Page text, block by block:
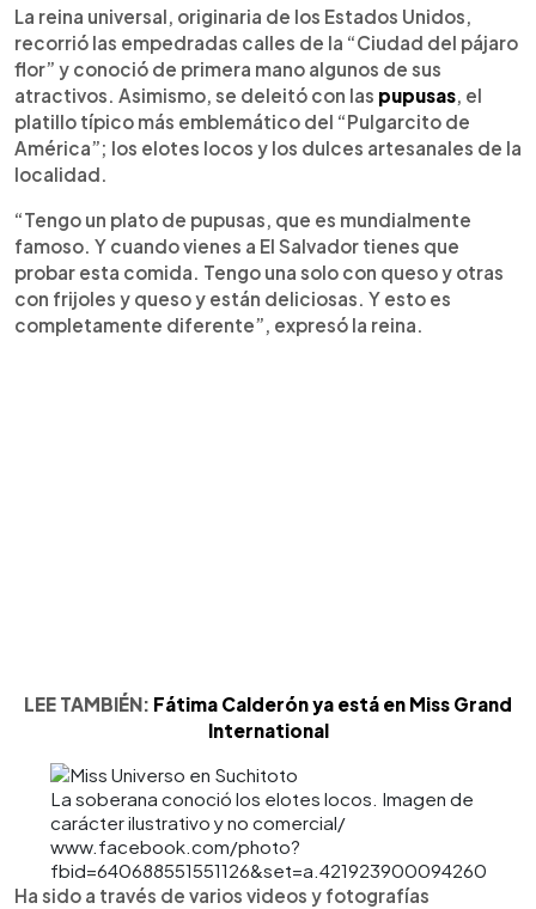
La reina universal, originaria de los Estados Unidos,
recorrió las empedradas calles de la “Ciudad del pájaro
flor” y conoció de primera mano algunos de sus
atractivos. Asimismo, se deleitó con las pupusas, el
platillo típico más emblemático del “Pulgarcito de
América”; los elotes locos y los dulces artesanales de la
localidad.
“Tengo un plato de pupusas, que es mundialmente
famoso. Y cuando vienes a El Salvador tienes que
probar esta comida. Tengo una solo con queso y otras
con frijoles y queso y están deliciosas. Y esto es
completamente diferente”, expresó la reina.
LEE TAMBIÉN: Fátima Calderón ya está en Miss Grand
International
La soberana conoció los elotes locos. Imagen de
carácter ilustrativo y no comercial/
www.facebook.com/photo?
fbid=640688551551126&set=a.421923900094260
Ha sido a través de varios videos y fotografías